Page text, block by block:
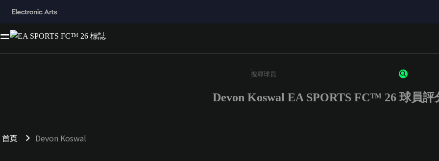
請輸入至少 3 個字元或數字
Devon Koswal EA SPORTS FC™ 26 球員評
首頁 Devon Koswal